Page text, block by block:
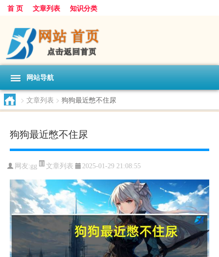
首 页 文章列表 知识分类
网站导航
> 文章列表 > 狗狗最近憋不住尿
狗狗最近憋不住尿
网友:gg 文章列表 2025-01-29 21:08:55